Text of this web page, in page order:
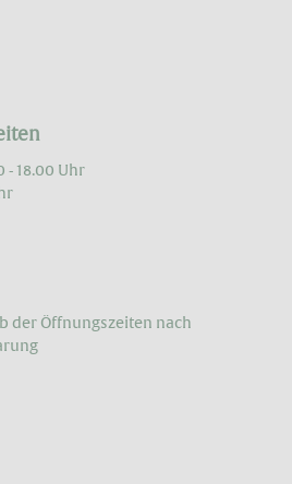
- 18.00 Uhr
der Öffnungs­zeiten nach